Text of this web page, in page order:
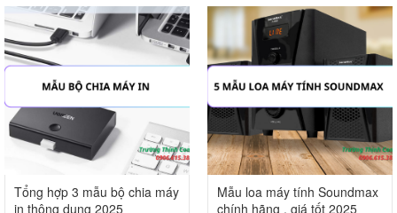
Tổng hợp 3 mẫu bộ chia máy
in thông dụng 2025
Mẫu loa máy tính Soundmax
chính hãng , giá tốt 2025